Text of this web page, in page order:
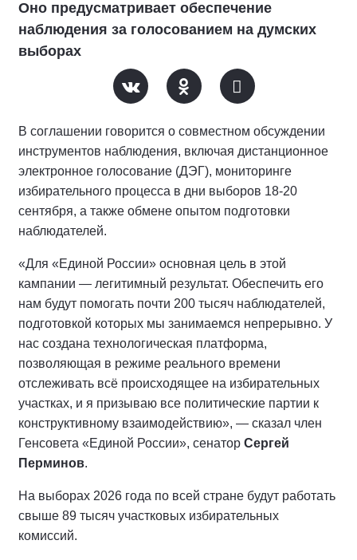
Оно предусматривает обеспечение
наблюдения за голосованием на думских
выборах
В соглашении говорится о совместном обсуждении
инструментов наблюдения, включая дистанционное
электронное голосование (ДЭГ), мониторинге
избирательного процесса в дни выборов 18-20
сентября, а также обмене опытом подготовки
наблюдателей.
«Для «Единой России» основная цель в этой
кампании — легитимный результат. Обеспечить его
нам будут помогать почти 200 тысяч наблюдателей,
подготовкой которых мы занимаемся непрерывно. У
нас создана технологическая платформа,
позволяющая в режиме реального времени
отслеживать всё происходящее на избирательных
участках, и я призываю все политические партии к
конструктивному взаимодействию», — сказал член
Генсовета «Единой России», сенатор Сергей
Перминов.
На выборах 2026 года по всей стране будут работать
свыше 89 тысяч участковых избирательных
комиссий.